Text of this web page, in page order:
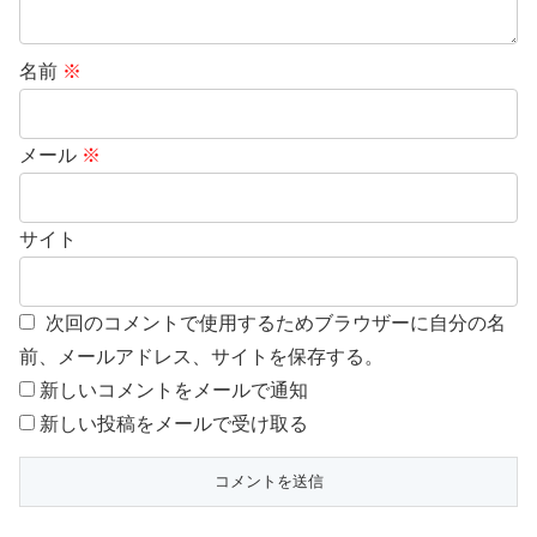
名前 ※
メール ※
サイト
次回のコメントで使用するためブラウザーに自分の名
前、メールアドレス、サイトを保存する。
新しいコメントをメールで通知
新しい投稿をメールで受け取る